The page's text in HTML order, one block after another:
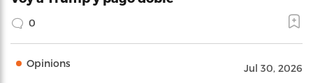
0
Opinions Jul 30, 2026